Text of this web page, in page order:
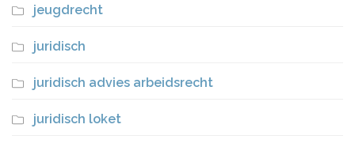
jeugdrecht
juridisch
juridisch advies arbeidsrecht
juridisch loket